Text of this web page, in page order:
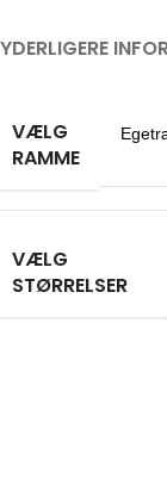
YDERLIGERE
VÆLG
RAMME
VÆLG
STØRRELSER